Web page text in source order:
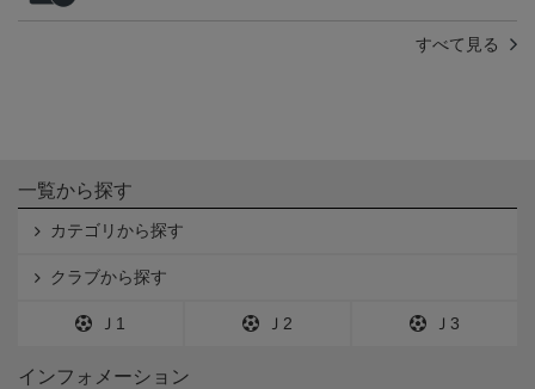
すべて見る
一覧から探す
カテゴリから探す
クラブから探す
Ｊ1 Ｊ2 Ｊ3
インフォメーション